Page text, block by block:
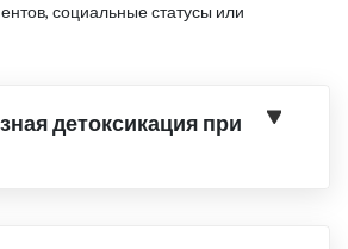
социальные статусы или
детоксикация при